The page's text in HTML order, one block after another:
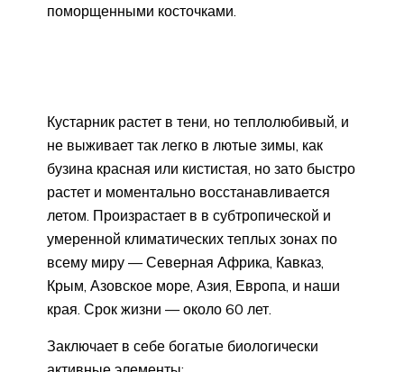
поморщенными косточками.
Кустарник растет в тени, но теплолюбивый, и
не выживает так легко в лютые зимы, как
бузина красная или кистистая, но зато быстро
растет и моментально восстанавливается
летом. Произрастает в в субтропической и
умеренной климатических теплых зонах по
всему миру — Северная Африка, Кавказ,
Крым, Азовское море, Азия, Европа, и наши
края. Срок жизни — около 60 лет.
Заключает в себе богатые биологически